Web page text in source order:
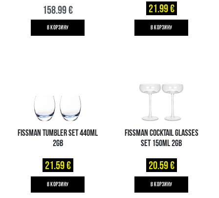
158.99 €
B КОРЗИНУ
21.99 €
B КОРЗИНУ
FISSMAN TUMBLER SET 440ML
2GB
21.59 €
B КОРЗИНУ
FISSMAN COCKTAIL GLASSES
SET 150ML 2GB
20.59 €
B КОРЗИНУ